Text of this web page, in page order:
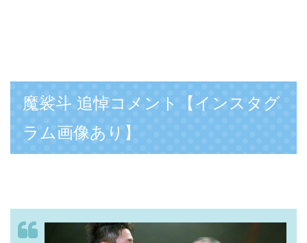
魔裟斗 追悼コメント【インスタグ
ラム画像あり】